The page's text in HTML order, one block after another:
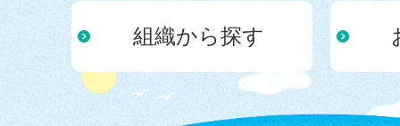
組織から探す